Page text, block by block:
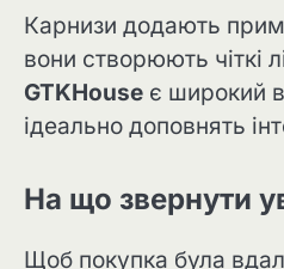
Карнизи додають
вони створюють чіткі
GTKHouse є широкий
ідеально доповнять
На що звернути
Щоб покупка була